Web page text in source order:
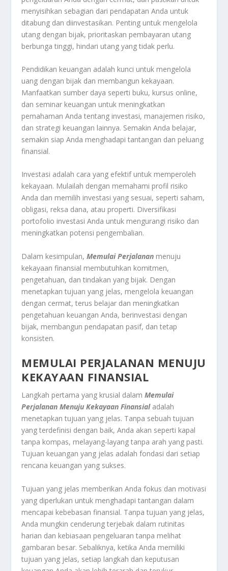
menyisihkan sebagian dari pendapatan Anda untuk
ditabung dan diinvestasikan. Penting untuk mengelola
utang dengan bijak, prioritaskan pembayaran utang
berbunga tinggi, hindari utang yang tidak perlu.
Pendidikan keuangan adalah kunci untuk mengelola
uang dengan bijak dan membangun kekayaan.
Manfaatkan sumber daya seperti buku, kursus online,
dan seminar keuangan untuk meningkatkan
pemahaman Anda tentang investasi, manajemen risiko,
dan strategi keuangan lainnya. Semakin Anda belajar,
semakin siap Anda menghadapi tantangan dan peluang
finansial.
Investasi adalah cara yang efektif untuk memperoleh
kekayaan. Mulailah dengan memahami profil risiko
Anda dan memilih investasi yang sesuai, seperti saham,
obligasi, reksa dana, atau properti. Diversifikasi
portofolio investasi Anda untuk mengurangi risiko dan
meningkatkan potensi pengembalian.
Dalam kesimpulan,Memulai Perjalanan menuju
kekayaan finansial membutuhkan komitmen,
pengetahuan, dan tindakan yang bijak. Dengan
menetapkan tujuan yang jelas, mengelola keuangan
dengan cermat, terus belajar dan meningkatkan
pengetahuan keuangan Anda, berinvestasi dengan
bijak, membangun pendapatan pasif, dan tetap
konsisten.
MEMULAI PERJALANAN MENUJU
KEKAYAAN FINANSIAL
Langkah pertama yang krusial dalamMemulai
Perjalanan Menuju Kekayaan Finansialadalah
menetapkan tujuan yang jelas. Tanpa sebuah tujuan
yang terdefinisi dengan baik, Anda akan seperti kapal
tanpa kompas, melayang-layang tanpa arah yang pasti.
Tujuan keuangan yang jelas adalah fondasi dari setiap
rencana keuangan yang sukses.
Tujuan yang jelas memberikan Anda fokus dan motivasi
yang diperlukan untuk menghadapi tantangan dalam
mencapai kebebasan finansial. Tanpa tujuan yang jelas,
Anda mungkin cenderung terjebak dalam rutinitas
harian dan kebiasaan pengeluaran tanpa melihat
gambaran besar. Sebaliknya, ketika Anda memiliki
tujuan yang jelas, setiap langkah dan keputusan